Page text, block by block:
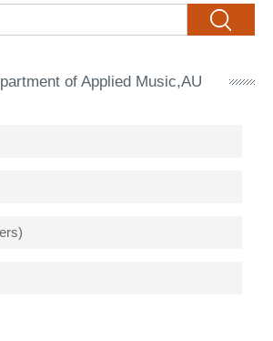
Search
of Applied Music,AU